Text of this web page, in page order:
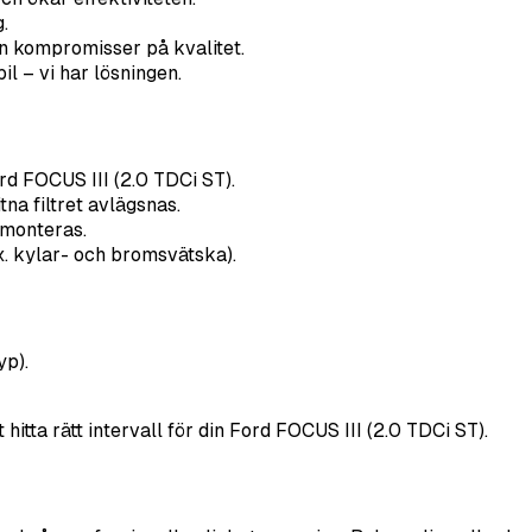
kompromisser på kvalitet.
– vi har lösningen.
III (2.0 TDCi ST).
filtret avlägsnas.
kylar- och bromsvätska).
rätt intervall för din Ford FOCUS III (2.0 TDCi ST).